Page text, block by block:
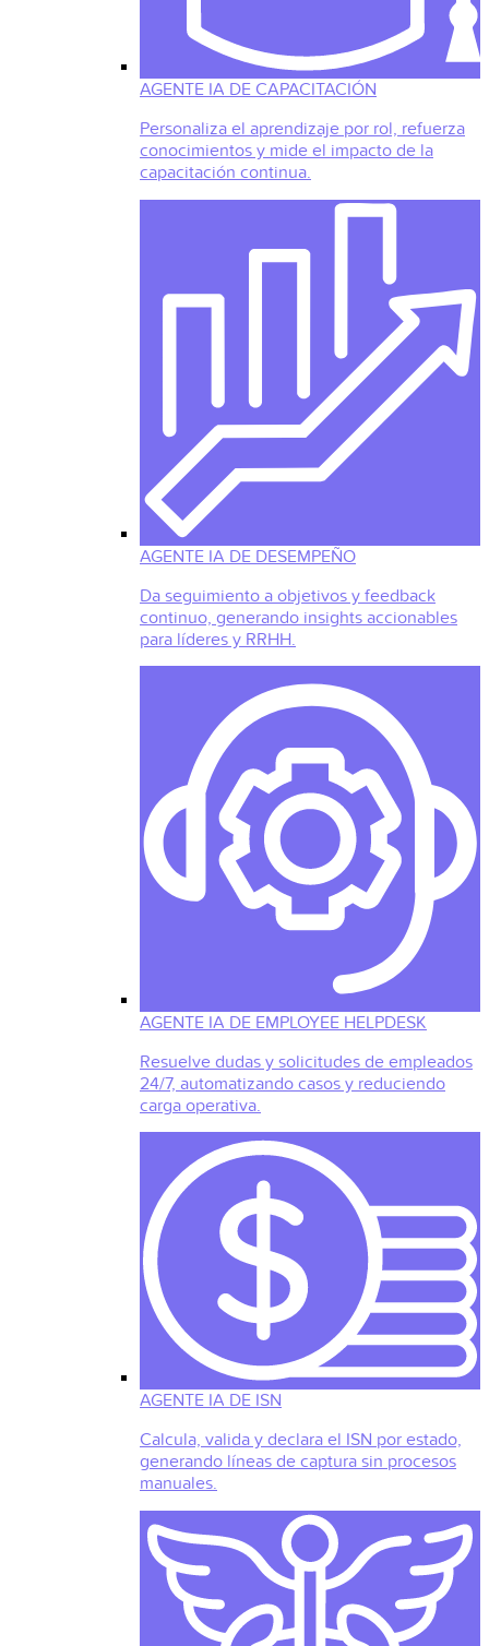
AGENTE IA DE CAPACITACIÓN
Personaliza el aprendizaje por rol, refuerza
conocimientos y mide el impacto de la
capacitación continua.
AGENTE IA DE DESEMPEÑO
Da seguimiento a objetivos y feedback
continuo, generando insights accionables
para líderes y RRHH.
AGENTE IA DE EMPLOYEE HELPDESK
Resuelve dudas y solicitudes de empleados
24/7, automatizando casos y reduciendo
carga operativa.
AGENTE IA DE ISN
Calcula, valida y declara el ISN por estado,
generando líneas de captura sin procesos
manuales.